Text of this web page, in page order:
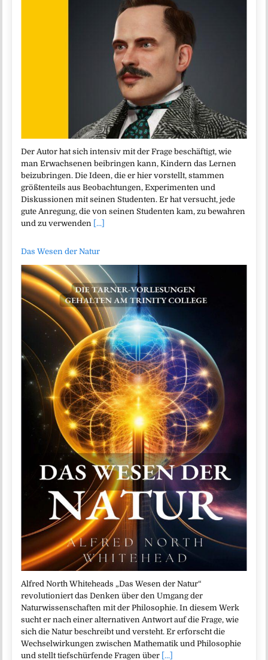
Der Autor hat sich intensiv mit der Frage beschäftigt, wie
man Erwachsenen beibringen kann, Kindern das Lernen
beizubringen. Die Ideen, die er hier vorstellt, stammen
größtenteils aus Beobachtungen, Experimenten und
Diskussionen mit seinen Studenten. Er hat versucht, jede
gute Anregung, die von seinen Studenten kam, zu bewahren
und zu verwenden [...]
Das Wesen der Natur
Alfred North Whiteheads „Das Wesen der Natur“
revolutioniert das Denken über den Umgang der
Naturwissenschaften mit der Philosophie. In diesem Werk
sucht er nach einer alternativen Antwort auf die Frage, wie
sich die Natur beschreibt und versteht. Er erforscht die
Wechselwirkungen zwischen Mathematik und Philosophie
und stellt tiefschürfende Fragen über [...]